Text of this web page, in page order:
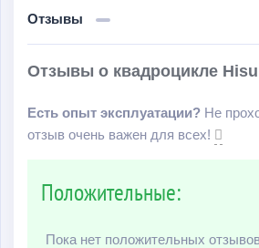
Отзывы
Отзывы о квадроцикле
Есть опыт эксплуатации? Не
отзыв очень важен для всех!
Положительные:
Пока нет положительных